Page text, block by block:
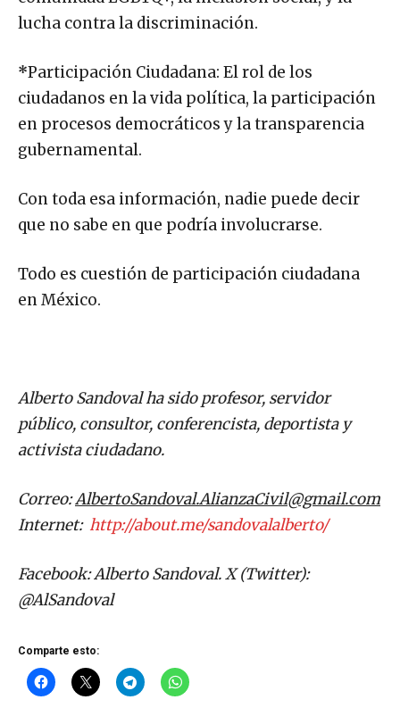
lucha contra la discriminación.
*Participación Ciudadana: El rol de los
ciudadanos en la vida política, la participación
en procesos democráticos y la transparencia
gubernamental.
Con toda esa información, nadie puede decir
que no sabe en que podría involucrarse.
Todo es cuestión de participación ciudadana
en México.
Alberto Sandoval ha sido profesor, servidor
público, consultor, conferencista, deportista y
activista ciudadano.
Correo:
AlbertoSandoval.AlianzaCivil@gmail.com
Internet:
http://about.me/sandovalalberto/
Facebook: Alberto Sandoval. X (Twitter):
@AlSandoval